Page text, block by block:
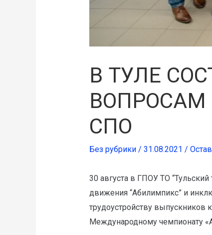
В ТУЛЕ
ВОПРОСАМ
СПО
Без рубрики/ 31.08.2021 /
30 августа в ГПОУ ТО
движения “Абилимпикс” и
трудоустройству выпускников
Международному чемпионату